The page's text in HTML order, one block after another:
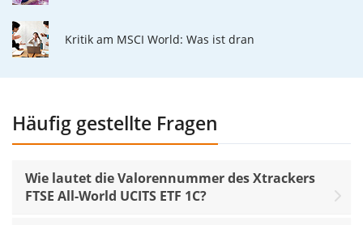
Kritik am MSCI World: Was ist dran
Häufig gestellte Fragen
Wie lautet die Valorennummer des Xtrackers
FTSE All-World UCITS ETF 1C?